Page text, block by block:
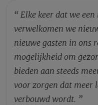
“ Elke keer dat we
verwelkomen we
nieuwe gasten in ons
mogelijkheid om
bieden aan steeds
voor zorgen dat meer
verbouwd wordt. ”